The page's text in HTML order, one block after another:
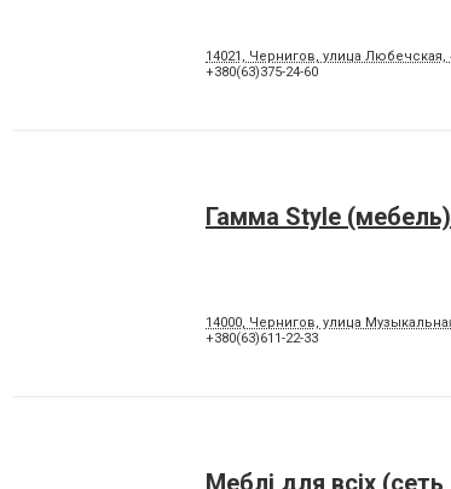
14021, Чернигов, улица Любечская,
+380(63)375-24-60
Гамма Style (мебель)
14000, Чернигов, улица
+380(63)611-22-33
Меблі для всіх